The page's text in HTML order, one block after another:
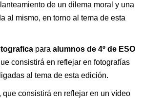
de un dilema moral y una
al mismo, en torno al tema de esta
para alumnos de 4º de ESO
consistirá en reflejar en fotografías
al tema de esta edición.
, que consistirá en reflejar en un vídeo